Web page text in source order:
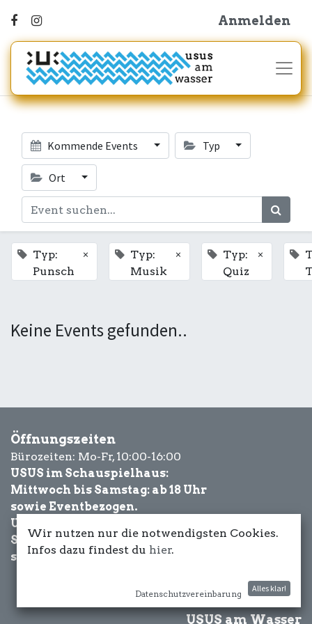
Anmelden
Kommende Events Typ
Ort
Typ:
Punsch
×
Typ:
Musik
×
Typ:
Quiz
×
Keine Events gefunden..
Öffnungszeiten
Bürozeiten: Mo-Fr, 10:00-16:00
USUS im Schauspielhaus:
Mittwoch bis Samstag: ab 18 Uhr
sowie Eventbezogen.
USUS am Wasser:
Schönwetter-
sowie Eventbezogen.
USUS am Wasser
Wir nutzen nur die notwendigsten Cookies.
Infos dazu findest du hier.
Datenschutzvereinbarung
Alles klar!